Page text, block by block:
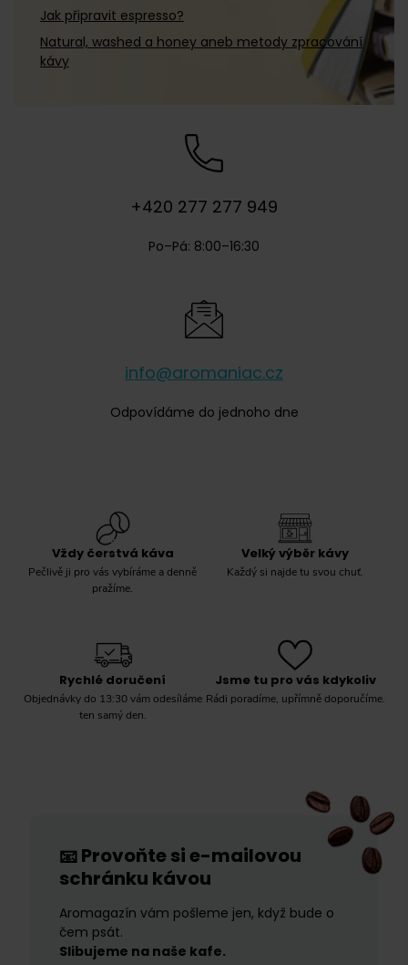
Jak připravit espresso?
Natural, washed a honey aneb metody zpracování
kávy
+420 277 277 949
Po–Pá: 8:00–16:30
info@aromaniac.cz
Odpovídáme do jednoho dne
Vždy čerstvá káva
Pečlivě ji pro vás vybíráme a denně
pražíme.
Velký výběr kávy
Každý si najde tu svou chuť.
Rychlé doručení
Objednávky do 13:30 vám odesíláme
ten samý den.
Jsme tu pro vás kdykoliv
Rádi poradíme, upřímně doporučíme.
📧Provoňte si e-mailovou
schránku kávou
Aromagazín vám pošleme jen, když bude o
čem psát.
Slibujeme na naše kafe.